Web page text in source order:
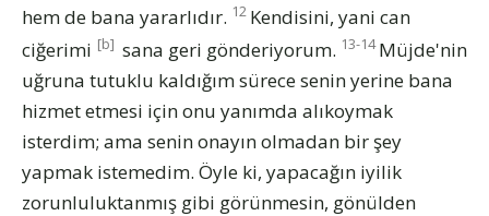
hem de bana yararlıdır. 12 Kendisini, yani can
ciğerimi [b] sana geri gönderiyorum. 13-14 Müjde'nin
uğruna tutuklu kaldığım sürece senin yerine bana
hizmet etmesi için onu yanımda alıkoymak
isterdim; ama senin onayın olmadan bir şey
yapmak istemedim. Öyle ki, yapacağın iyilik
zorunluluktanmış gibi görünmesin, gönülden